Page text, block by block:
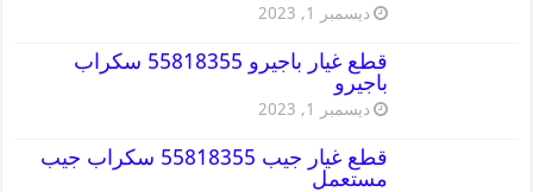
ديسمبر 1, 2023
قطع غيار باجيرو 55818355 سكراب
باجيرو
ديسمبر 1, 2023
قطع غيار جيب 55818355 سكراب جيب
مستعمل